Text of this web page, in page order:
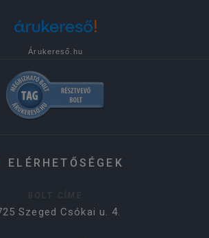
Árukereső.hu
ELÉRHETŐSÉGEK
Szeged Csókai u. 4.